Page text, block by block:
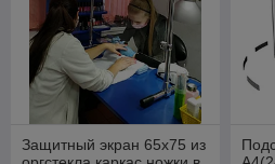
Защитный экран 65х75 из